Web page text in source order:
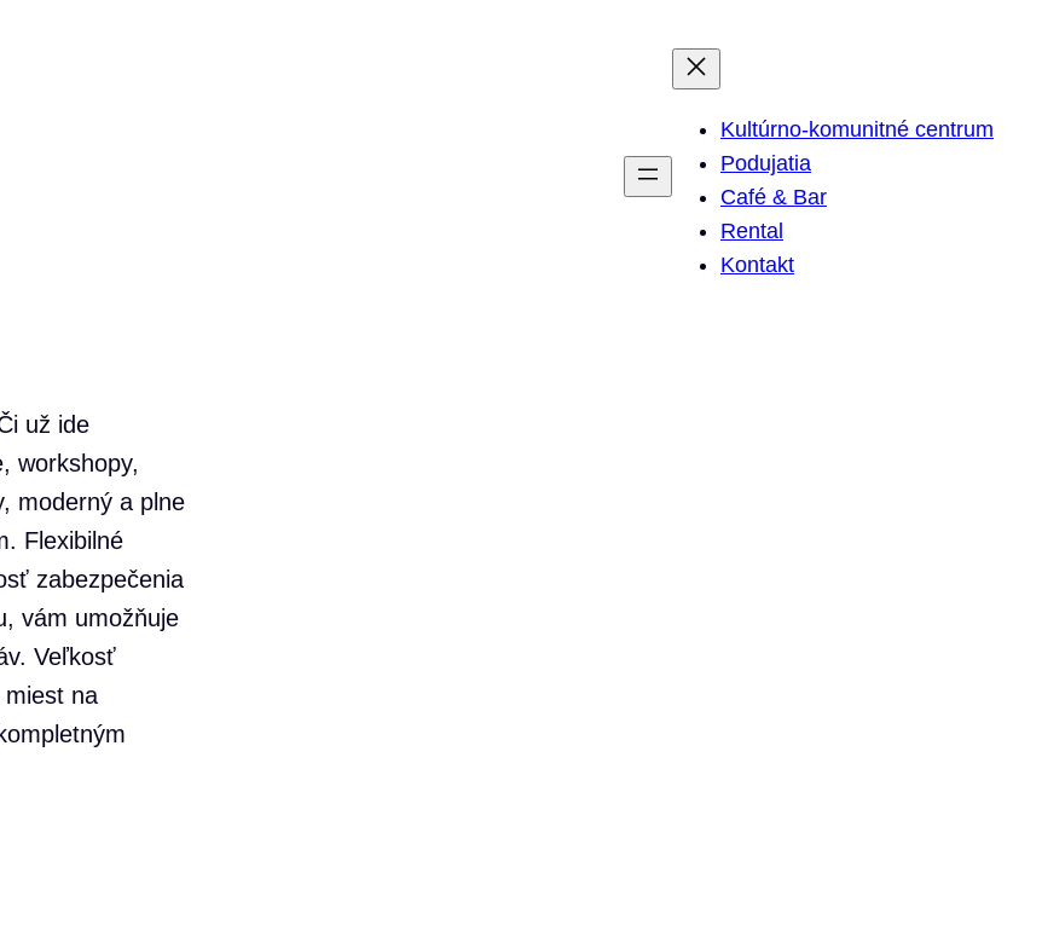
Kultúrno-komunitné centrum
Podujatia
Café & Bar
Rental
Kontakt
už ide
workshopy,
moderný a plne
Flexibilné
zabezpečenia
vám umožňuje
Veľkosť
miest na